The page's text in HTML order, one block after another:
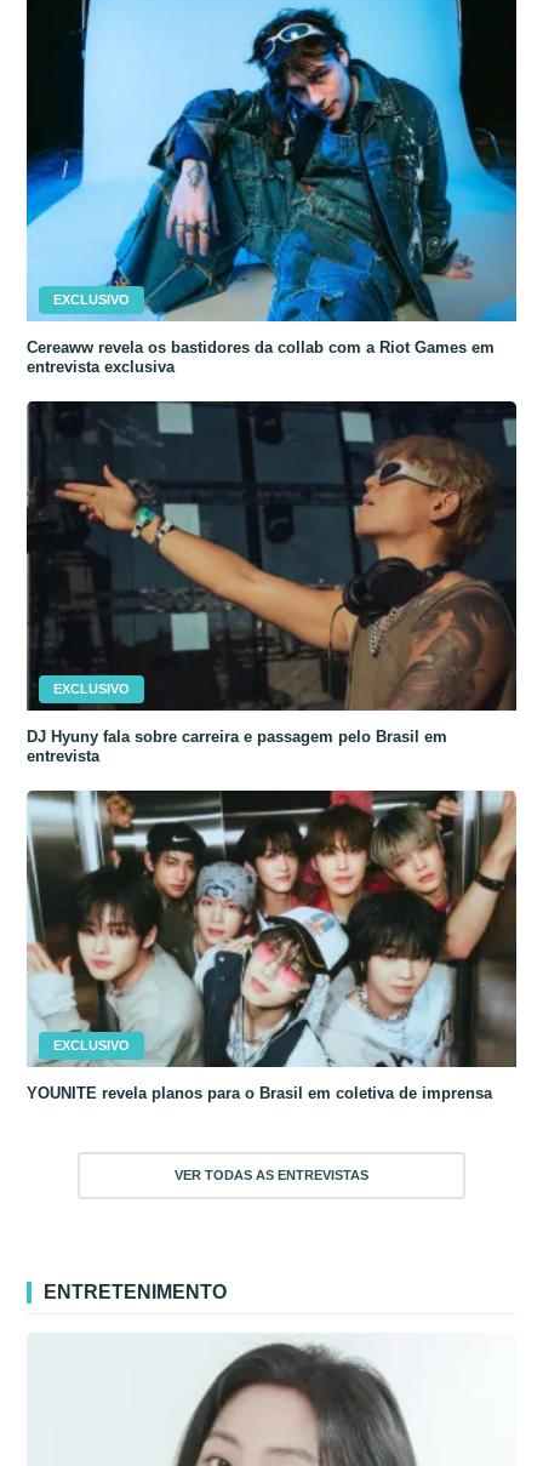
EXCLUSIVO
Cereaww revela os bastidores da collab com a Riot Games em
entrevista exclusiva
EXCLUSIVO
DJ Hyuny fala sobre carreira e passagem pelo Brasil em
entrevista
EXCLUSIVO
YOUNITE revela planos para o Brasil em coletiva de imprensa
VER TODAS AS ENTREVISTAS
ENTRETENIMENTO